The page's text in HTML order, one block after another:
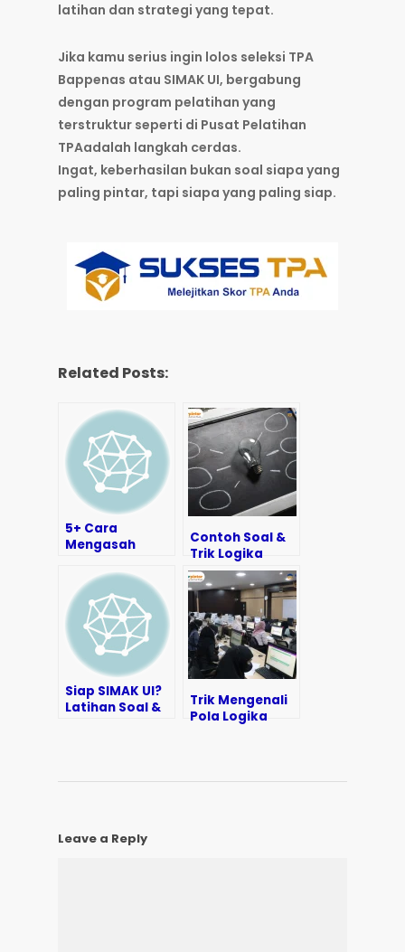
latihan dan strategi yang tepat.
Jika kamu serius ingin lolos seleksi TPA
Bappenas atau SIMAK UI, bergabung
dengan program pelatihan yang
terstruktur seperti di Pusat Pelatihan
TPAadalah langkah cerdas.
Ingat, keberhasilan bukan soal siapa yang
paling pintar, tapi siapa yang paling siap.
Related Posts:
5+ Cara
Mengasah
Logika, Sukses
TPA-mu!
Contoh Soal &
Trik Logika
Matematika
TPA
Siap SIMAK UI?
Latihan Soal &
Trik Mengenali
Pola Logika
Leave a Reply